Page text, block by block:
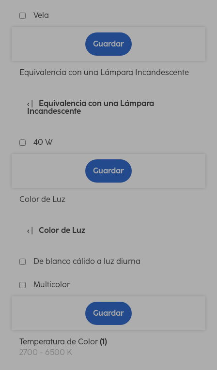
Vela
Guardar
Equivalencia con una Lámpara Incandescente
Equivalencia con una Lámpara
Incandescente
40 W
Guardar
Color de Luz
Color de Luz
De blanco cálido a luz diurna
Multicolor
Guardar
Temperatura de Color(1)
2700 - 6500 K